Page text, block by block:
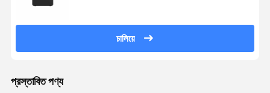
চালিয়ে
প্রস্তাবিত পণ্য